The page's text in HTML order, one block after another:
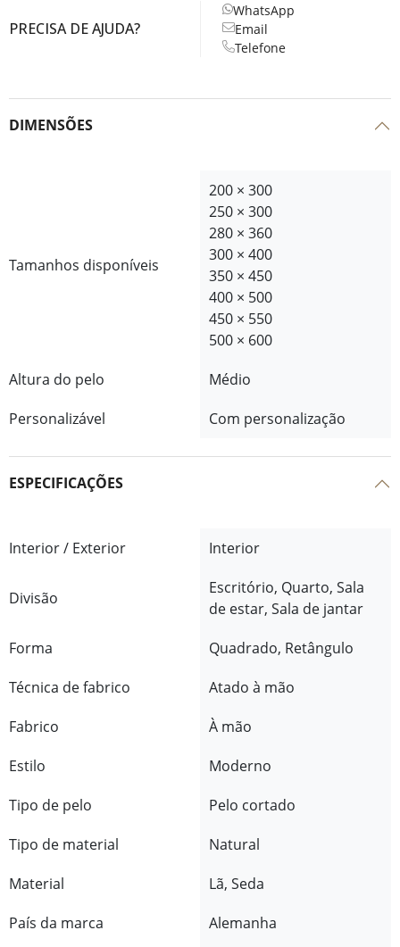
PRECISA DE AJUDA?
WhatsApp
Email
Telefone
DIMENSÕES
Tamanhos disponíveis
200 × 300
250 × 300
280 × 360
300 × 400
350 × 450
400 × 500
450 × 550
500 × 600
Altura do pelo
Médio
Personalizável
Com personalização
ESPECIFICAÇÕES
Interior / Exterior Interior
Divisão
Escritório, Quarto, Sala
de estar, Sala de jantar
Forma
Quadrado, Retângulo
Técnica de fabrico
Atado à mão
Fabrico
À mão
Estilo
Moderno
Tipo de pelo
Pelo cortado
Tipo de material
Natural
Material
Lã, Seda
País da marca
Alemanha